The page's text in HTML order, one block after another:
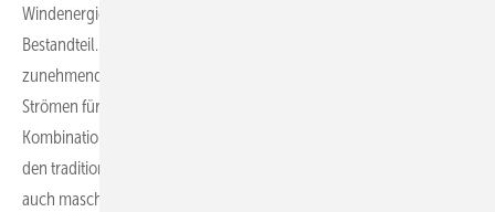
Windenergieanlage integriert sind, ist seit einigen Jahren ein fester
Bestandteil. Darüber hinaus wird für die elektrische Überwachung
zunehmend die schnelle Netzdatenerfassung von Spannungen und
Strömen für einzelne Erzeugungsanlagen, aber auch für die
Kombination und Verteilung mehrerer Anlagen nachgefragt. Neben
den traditionellen Algorithmen zur Datenanalyse wird zunehmend
auch maschinelles Lernen zur Verarbeitung und Nutzung der